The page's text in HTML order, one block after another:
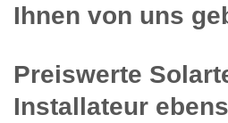
Ihnen von uns
Preiswerte
Installateur